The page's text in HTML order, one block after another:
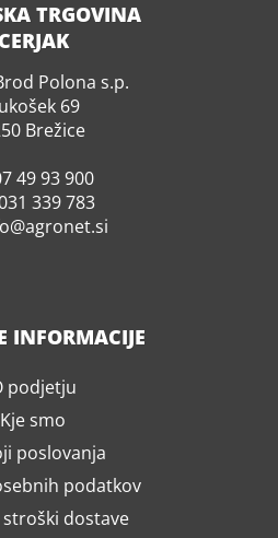
TRGOVINA
CERJAK
Polona s.p.
69
Brežice
49 93 900
339 783
agronet.si
INFORMACIJE
podjetju
Kje smo
poslovanja
podatkov
stroški dostave